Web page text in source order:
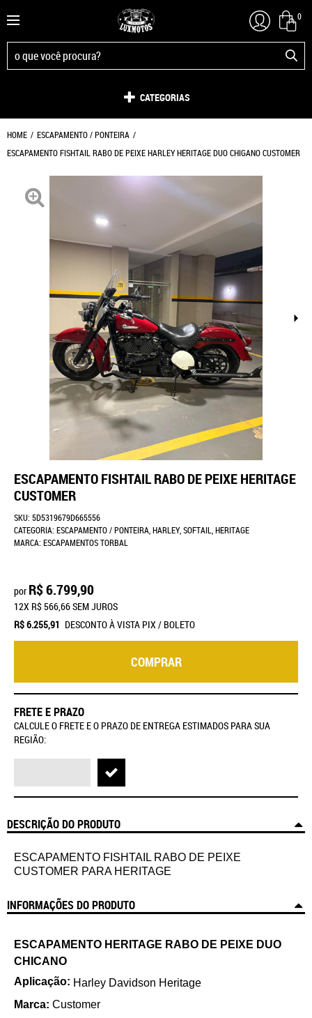
0
CATEGORIAS
HOME
ESCAPAMENTO / PONTEIRA
ESCAPAMENTO FISHTAIL RABO DE PEIXE HARLEY HERITAGE DUO CHIGANO CUSTOMER
ESCAPAMENTO FISHTAIL RABO DE PEIXE HERITAGE
CUSTOMER
SKU: 5D5319679D665556
CATEGORIA: ESCAPAMENTO / PONTEIRA HARLEY, SOFTAIL HERITAGE
MARCA: ESCAPAMENTOS TORBAL
por R$ 6.799,90
R$ 6.255,91 DESCONTO À VISTA PIX / BOLETO
12X R$ 566,66SEM JUROS
COMPRAR
FRETE E PRAZO
CALCULE O FRETE E O PRAZO DE ENTREGA ESTIMADOS PARA SUA
REGIÃO:
DESCRIÇÃO DO PRODUTO
ESCAPAMENTO FISHTAIL RABO DE PEIXE
CUSTOMER PARA HERITAGE
INFORMAÇÕES DO PRODUTO
ESCAPAMENTO HERITAGE RABO DE PEIXE DUO
CHICANO
Aplicação: Harley Davidson Heritage
Marca: Customer